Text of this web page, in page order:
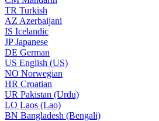
TR Turkish
AZ Azerbaijani
IS Icelandic
JPJapanese
DE German
US English (US)
NO Norwegian
HR Croatian
UR Pakistan (Urdu)
LO Laos (Lao)
BN Bangladesh (Bengali)